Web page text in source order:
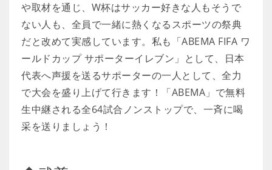
や取材を通じ、W杯はサッカー好きな人もそうで
ない人も、全員で一緒に熱くなるスポーツの祭典
だと改めて実感しています。私も「ABEMA FIFA ワ
ールドカップ サポーターイレブン」として、日本
代表へ声援を送るサポーターの一人として、全力
で大会を盛り上げて行きます！「ABEMA」で無料
生中継される全64試合ノンストップで、一斉に喝
采を送りましょう！